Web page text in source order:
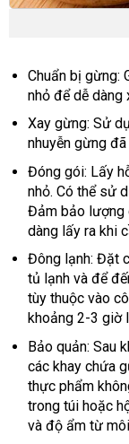
Chuẩn bị gừng:
nhỏ để dễ dàng
Xay gừng: Sử
nhuyễn gừng
Đóng gói: Lấy
nhỏ. Có thể sử
Đảm bảo lượng
dàng lấy ra khi
Đông lạnh: Đặt
tủ lạnh và để
tùy thuộc vào
khoảng 2-3 giờ
Bảo quản: Sau
các khay chứa
thực phẩm
trong túi hoặc
và độ ẩm từ